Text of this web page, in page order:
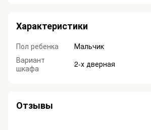
Характеристики
Пол ребенка
Мальчик
Вариант
шкафа
2-х дверная
Отзывы